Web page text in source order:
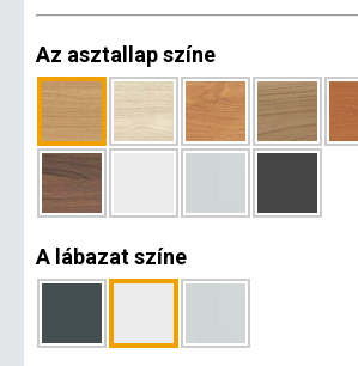
Az asztallap színe
A lábazat színe